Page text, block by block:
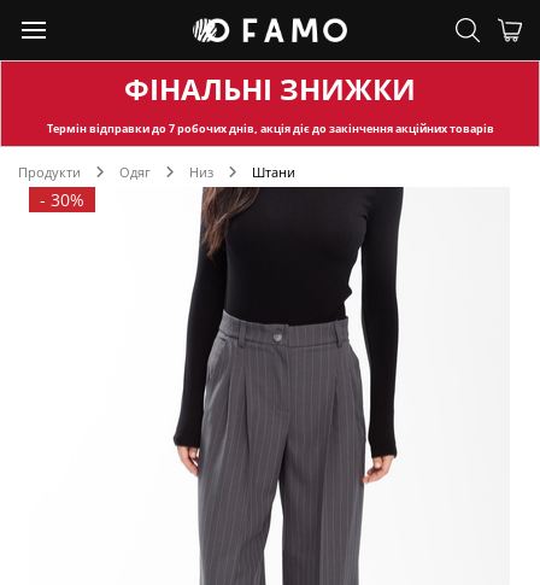
ФІНАЛЬНІ ЗНИЖКИ
Термін відправкидо 7 робочих днів, акція діє до закінчення акційних товарів
Продукти Одяг Низ Штани
- 30%